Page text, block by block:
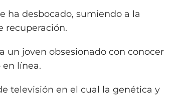
ha desbocado, sumiendo a la
recuperación.
un joven obsesionado con conocer
línea.
televisión en el cual la genética y